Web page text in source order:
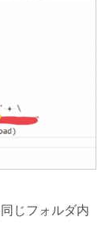
じフォルダ内